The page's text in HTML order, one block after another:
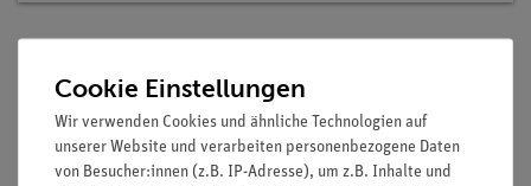
Beschreibung
Cookie Einstellungen
Wir verwenden Cookies und ähnliche Technologien auf
unserer Website und verarbeiten personenbezogene Daten
von Besucher:innen (z.B. IP-Adresse), um z.B. Inhalte und